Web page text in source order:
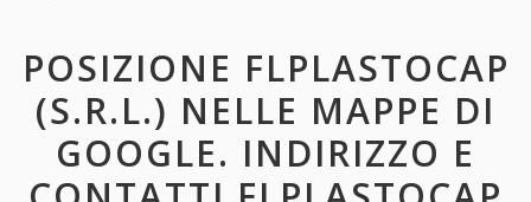
POSIZIONE FLPLASTOCAP
(S.R.L.) NELLE MAPPE DI
GOOGLE. INDIRIZZO E